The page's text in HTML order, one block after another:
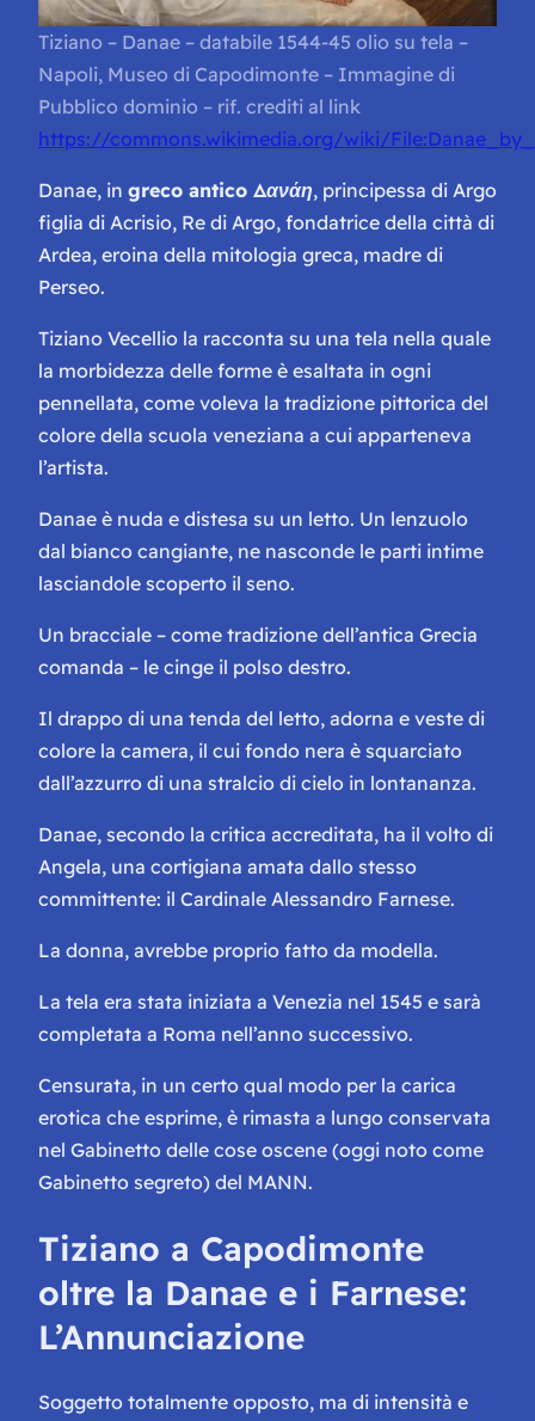
Tiziano – Danae – databile 1544-45 olio su tela –
Napoli, Museo di Capodimonte – Immagine di
Pubblico dominio – rif. crediti al link
https://commons.wikimedia.org/wiki/
Danae, in greco antico Δανάη, principessa di Argo
figlia di Acrisio, Re di Argo, fondatrice della città di
Ardea, eroina della mitologia greca, madre di
Perseo.
Tiziano Vecellio la racconta su una tela nella quale
la morbidezza delle forme è esaltata in ogni
pennellata, come voleva la tradizione pittorica del
colore della scuola veneziana a cui apparteneva
l’artista.
Danae è nuda e distesa su un letto. Un lenzuolo
dal bianco cangiante, ne nasconde le parti intime
lasciandole scoperto il seno.
Un bracciale – come tradizione dell’antica Grecia
comanda – le cinge il polso destro.
Il drappo di una tenda del letto, adorna e veste di
colore la camera, il cui fondo nera è squarciato
dall’azzurro di una stralcio di cielo in lontananza.
Danae, secondo la critica accreditata, ha il volto di
Angela, una cortigiana amata dallo stesso
committente: il Cardinale Alessandro Farnese.
La donna, avrebbe proprio fatto da modella.
La tela era stata iniziata a Venezia nel 1545 e sarà
completata a Roma nell’anno successivo.
Censurata, in un certo qual modo per la carica
erotica che esprime, è rimasta a lungo conservata
nel Gabinetto delle cose oscene (oggi noto come
Gabinetto segreto) del MANN.
Tiziano a Capodimonte
oltre la Danae e i Farnese:
L’Annunciazione
Soggetto totalmente opposto, ma di intensità e